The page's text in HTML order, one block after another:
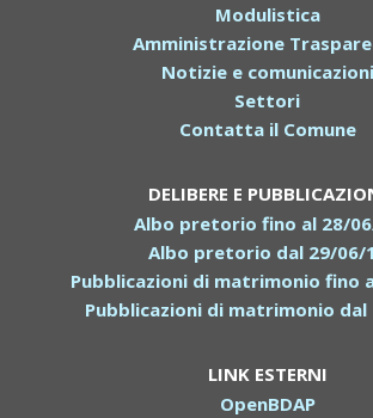
Modulistica
Amministrazione
Notizie e comunicazioni
Settori
Contatta il Comune
DELIBERE E
Albo pretorio fino al 28/
Albo pretorio dal 29/06/
Pubblicazioni di matrimonio fino
Pubblicazioni di matrimonio dal
LINK ESTERNI
OpenBDAP